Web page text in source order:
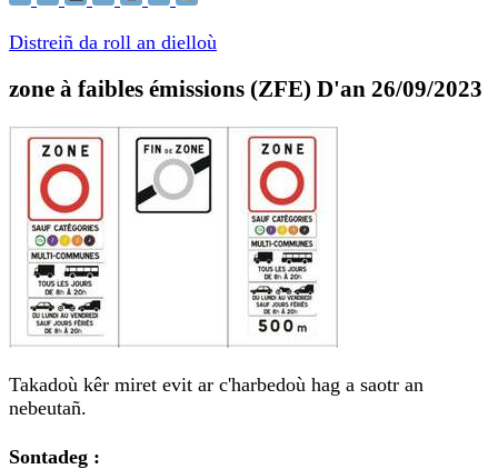
Distreiñ da roll an dielloù
zone à faibles émissions (ZFE) D'an 26/09/2023
Takadoù kêr miret evit ar c'harbedoù hag a saotr an
nebeutañ.
Sontadeg :